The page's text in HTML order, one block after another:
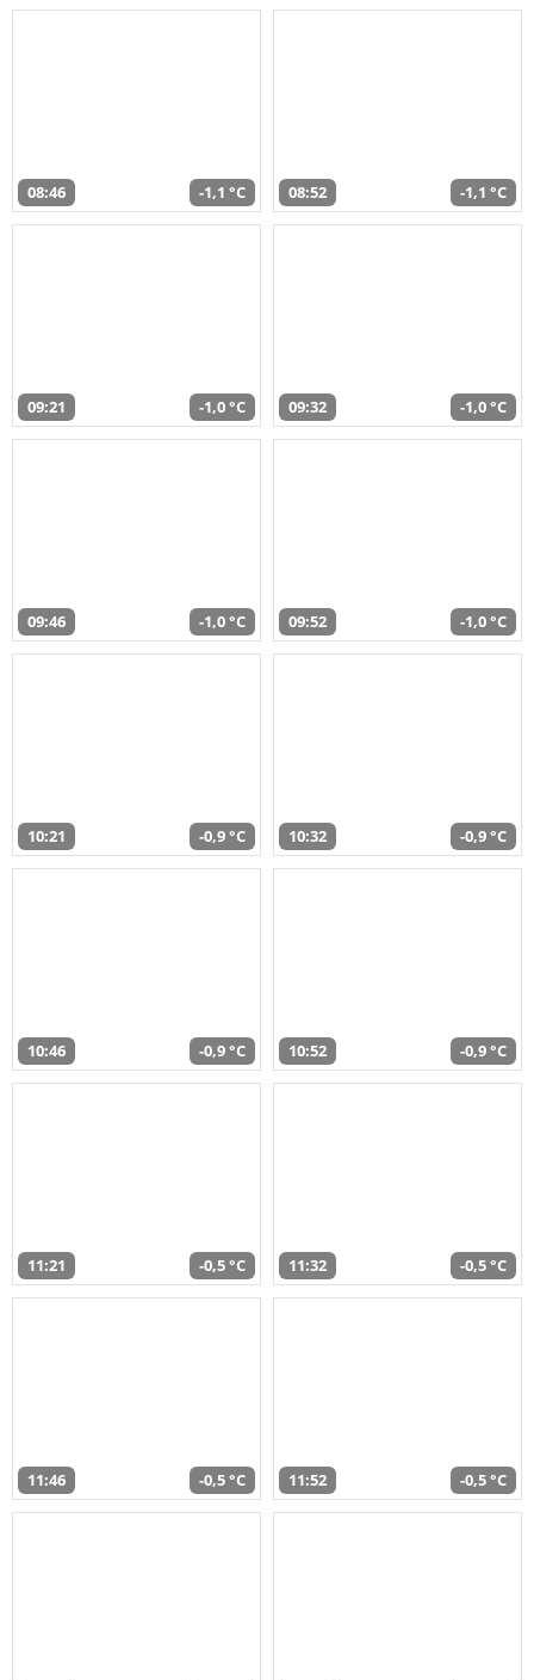
08:46 -1,1 °C 08:52 -1,1 °C
09:21 -1,0 °C 09:32 -1,0 °C
09:46 -1,0 °C 09:52 -1,0 °C
10:21 -0,9 °C 10:32 -0,9 °C
10:46 -0,9 °C 10:52 -0,9 °C
11:21 -0,5 °C 11:32 -0,5 °C
11:46 -0,5 °C 11:52 -0,5 °C